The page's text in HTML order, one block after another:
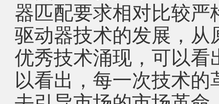
器匹配要求相对比较严
驱动器技术的发展，
优秀技术涌现，可以
以看出，每一次技术